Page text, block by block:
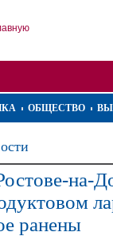
ОБЩЕСТВО
на-
ранены